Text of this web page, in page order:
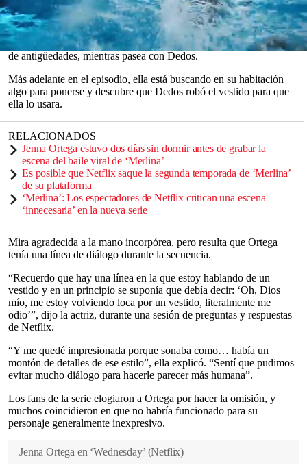
seconds
El diálogo en cuestión aparece en el cuarto episodio de la serie, que
gira en torno al baile anual de su escuela.
Se ve a Merlina mirando un vestido en el escaparate de una tienda
de antigüedades, mientras pasea con Dedos.
Más adelante en el episodio, ella está buscando en su habitación
algo para ponerse y descubre que Dedos robó el vestido para que
ella lo usara.
RELACIONADOS
Jenna Ortega estuvo dos días sin dormir antes de grabar la
escena del baile viral de ‘Merlina’
Es posible que Netflix saque la segunda temporada de ‘Merlina’
de su plataforma
‘Merlina’: Los espectadores de Netflix critican una escena
‘innecesaria’ en la nueva serie
Mira agradecida a la mano incorpórea, pero resulta que Ortega
tenía una línea de diálogo durante la secuencia.
“Recuerdo que hay una línea en la que estoy hablando de un
vestido y en un principio se suponía que debía decir: ‘Oh, Dios
mío, me estoy volviendo loca por un vestido, literalmente me
odio’”, dijo la actriz, durante una sesión de preguntas y respuestas
de Netflix.
“Y me quedé impresionada porque sonaba como… había un
montón de detalles de ese estilo”, ella explicó. “Sentí que pudimos
evitar mucho diálogo para hacerle parecer más humana”.
Los fans de la serie elogiaron a Ortega por hacer la omisión, y
muchos coincidieron en que no habría funcionado para su
personaje generalmente inexpresivo.
Jenna Ortega en ‘Wednesday’ (Netflix)